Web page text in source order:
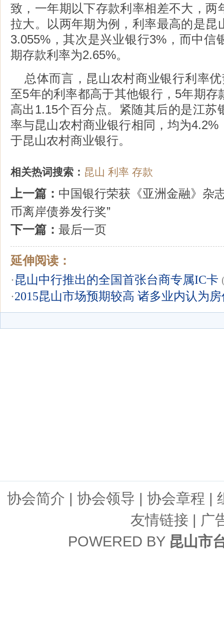
致，一年期以下存款利率相差不大，两
拉大。以两年期为例，利率最高的是昆
3.055%，其次是兴业银行3%，而中信
期存款利率为2.65%。
总体而言，昆山农村商业银行利率
至5年的利率都高于其他银行，5年期存
高出1.15个百分点。紧随其后的是江苏
率与昆山农村商业银行相同，均为
于昆山农村商业银行。
相关热词搜索： 昆山 利率 存款
上一篇： 中国银行荣获《亚洲金融》杂
币离岸债券发行奖”
下一篇： 最后一页
延伸阅读：
·昆山中行推出的全国首张台商专属IC卡
·2015昆山市场预期较高 诸多业内认为
协会简介 | 协会领导 | 协会章程 |
友情链接 | 广
POWERED BY 昆山市